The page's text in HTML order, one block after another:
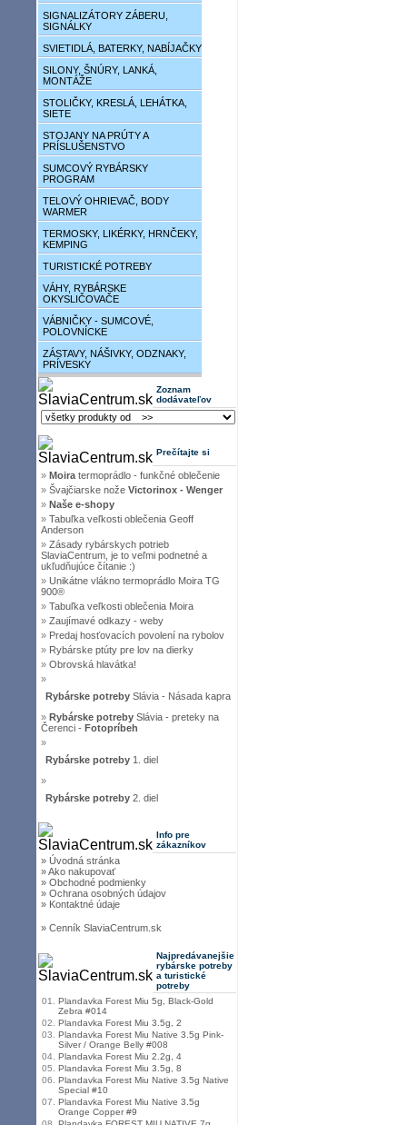
SIGNALIZÁTORY ZÁBERU,
SIGNÁLKY
SVIETIDLÁ, BATERKY, NABÍJAČKY
SILONY, ŠNÚRY, LANKÁ,
MONTÁŽE
STOLIČKY, KRESLÁ, LEHÁTKA,
SIETE
STOJANY NA PRÚTY A
PRÍSLUŠENSTVO
SUMCOVÝ RYBÁRSKY
PROGRAM
TELOVÝ OHRIEVAČ, BODY
WARMER
TERMOSKY, LIKÉRKY, HRNČEKY,
KEMPING
TURISTICKÉ POTREBY
VÁHY, RYBÁRSKE
OKYSLIČOVAČE
VÁBNIČKY - SUMCOVÉ,
POLOVNÍCKE
ZÁSTAVY, NÁŠIVKY, ODZNAKY,
PRÍVESKY
Zoznam
dodávateľov
Prečítajte si
» Moira termoprádlo - funkčné oblečenie
» Švajčiarske nože Victorinox - Wenger
» Naše e-shopy
» Tabuľka veľkosti oblečenia Geoff
Anderson
» Zásady rybárskych potrieb
SlaviaCentrum, je to veľmi podnetné a
ukľudňujúce čítanie :)
» Unikátne vlákno termoprádlo Moira TG
900®
» Tabuľka veľkosti oblečenia Moira
» Zaujímavé odkazy - weby
» Predaj hosťovacích povolení na rybolov
» Rybárske ptúty pre lov na dierky
» Obrovská hlavátka!
»
Rybárske potreby Slávia - Násada kapra
» Rybárske potreby Slávia - preteky na
Čerenci - Fotopríbeh
»
Rybárske potreby 1. diel
»
Rybárske potreby 2. diel
Info pre
zákazníkov
» Úvodná stránka
» Ako nakupovať
» Obchodné podmienky
» Ochrana osobných údajov
» Kontaktné údaje
» Cenník SlaviaCentrum.sk
Najpredávanejšie
rybárske potreby
a turistické
potreby
01.
Plandavka Forest Miu 5g, Black-Gold
Zebra #014
02.
Plandavka Forest Miu 3.5g, 2
03.
Plandavka Forest Miu Native 3.5g Pink-
Silver / Orange Belly #008
04. Plandavka Forest Miu 2.2g, 4
05.
Plandavka Forest Miu 3.5g, 8
06.
Plandavka Forest Miu Native 3.5g Native
Special #10
07.
Plandavka Forest Miu Native 3.5g
Orange Copper #9